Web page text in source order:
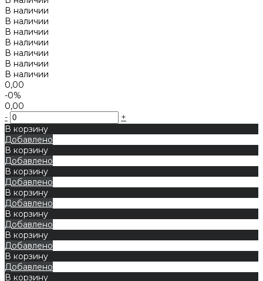
В наличии
В наличии
В наличии
В наличии
В наличии
В наличии
В наличии
0,00
-0%
0,00
-
+
В корзину
Добавлено
В корзину
Добавлено
В корзину
Добавлено
В корзину
Добавлено
В корзину
Добавлено
В корзину
Добавлено
В корзину
Добавлено
В корзину